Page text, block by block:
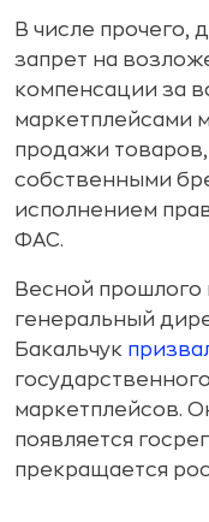
В числе прочего,
запрет на
компенсации за
маркетплейсами
продажи
собственными
исполнением
ФАС.
Весной прошлого
генеральный
Бакальчук
маркетплейсов.
появляется
прекращается